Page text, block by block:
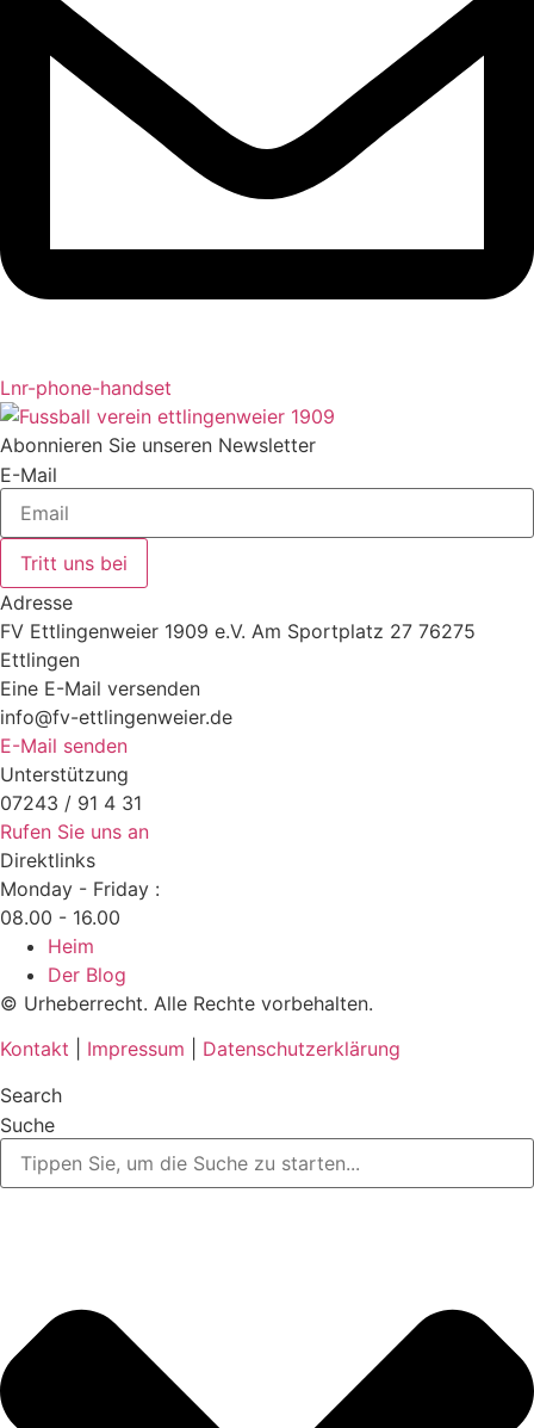
Lnr-phone-handset
Abonnieren Sie unseren Newsletter
E-Mail
Tritt uns bei
Adresse
FV Ettlingenweier 1909 e.V. Am Sportplatz 27 76275
Ettlingen
Eine E-Mail versenden
info@fv-ettlingenweier.de
E-Mail senden
Unterstützung
07243 / 91 4 31
Rufen Sie uns an
Direktlinks
Monday - Friday :
08.00 - 16.00
Heim
Der Blog
© Urheberrecht. Alle Rechte vorbehalten.
Kontakt
Impressum
Datenschutzerklärung
Search
Suche